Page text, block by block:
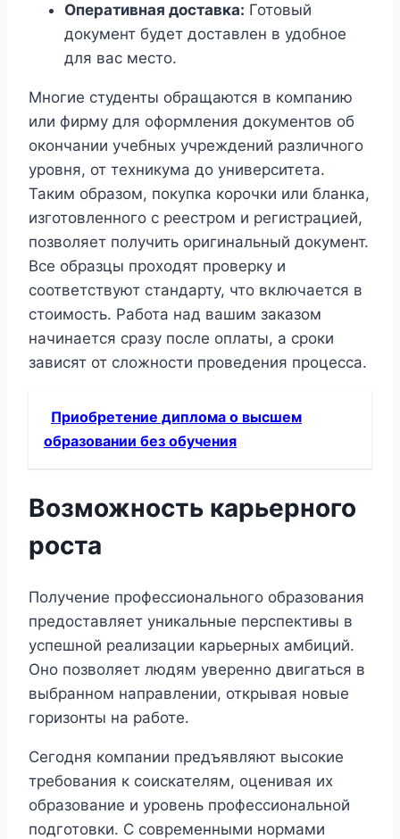
Оперативная доставка: Готовый
документ будет доставлен в удобное
для вас место.
Многие студенты обращаются в компанию
или фирму для оформления документов об
окончании учебных учреждений различного
уровня, от техникума до университета.
Таким образом, покупка корочки или бланка,
изготовленного с реестром и регистрацией,
позволяет получить оригинальный документ.
Все образцы проходят проверку и
соответствуют стандарту, что включается в
стоимость. Работа над вашим заказом
начинается сразу после оплаты, а сроки
зависят от сложности проведения процесса.
Приобретение диплома о высшем
образовании без обучения
Возможность карьерного
роста
Получение профессионального образования
предоставляет уникальные перспективы в
успешной реализации карьерных амбиций.
Оно позволяет людям уверенно двигаться в
выбранном направлении, открывая новые
горизонты на работе.
Сегодня компании предъявляют высокие
требования к соискателям, оценивая их
образование и уровень профессиональной
подготовки. С современными нормами